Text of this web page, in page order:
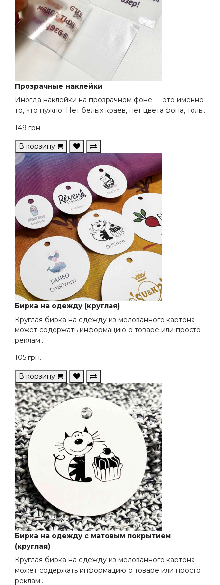
Прозрачные наклейки
Иногда наклейки на прозрачном фоне — это именно
то, что нужно. Нет белых краев, нет цвета фона, толь..
149 грн.
В корзину
Бирка на одежду (круглая)
Круглая бирка на одежду из мелованного картона
может содержать информацию о товаре или просто
реклам..
105 грн.
В корзину
Бирка на одежду с матовым покрытием
(круглая)
Круглая бирка на одежду из мелованного картона
может содержать информацию о товаре или просто
реклам..